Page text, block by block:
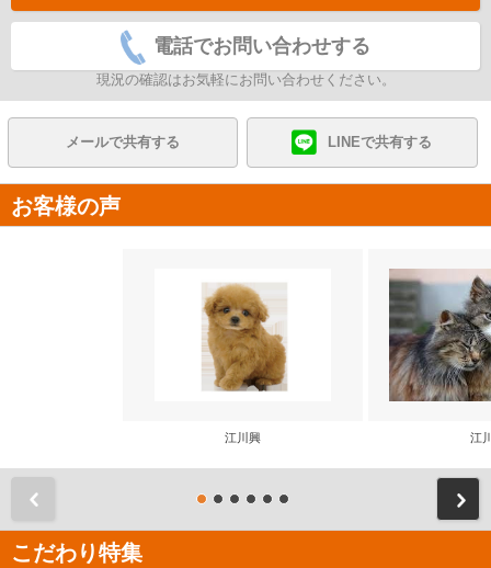
電話でお問い合わせする
現況の確認はお気軽にお問い合わせください。
メールで共有する LINEで共有する
お客様の声
江川興 江
こだわり特集